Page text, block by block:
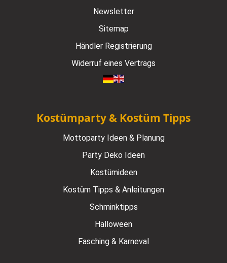
Newsletter
Sitemap
Händler Registrierung
Widerruf eines Vertrags
Kostümparty & Kostüm Tipps
Mottoparty Ideen & Planung
Party Deko Ideen
Kostümideen
Kostüm Tipps & Anleitungen
Schminktipps
Halloween
Fasching & Karneval